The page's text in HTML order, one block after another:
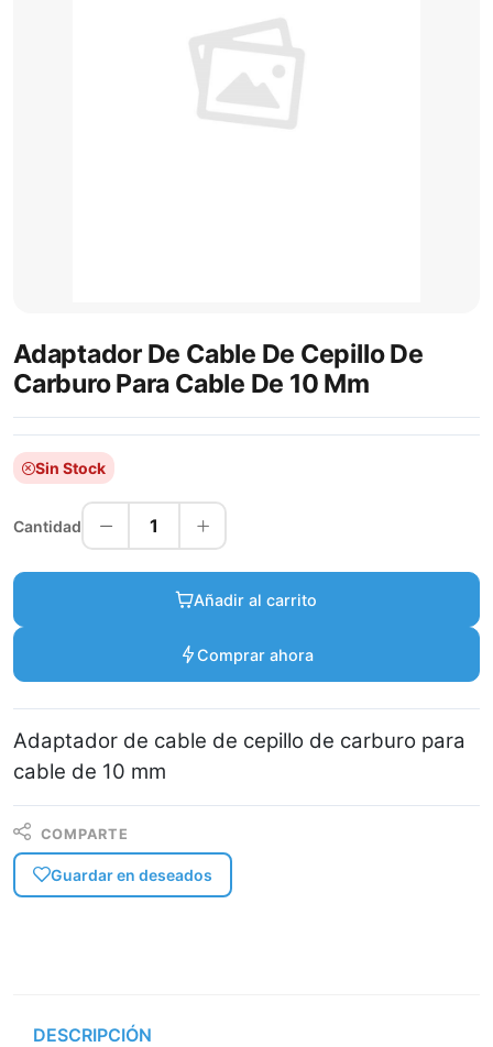
Adaptador De Cable De Cepillo De
Carburo Para Cable De 10 Mm
Sin Stock
Cantidad 1
Añadir al carrito
Comprar ahora
Adaptador de cable de cepillo de carburo para
cable de 10 mm
COMPARTE
Guardar en deseados
DESCRIPCIÓN